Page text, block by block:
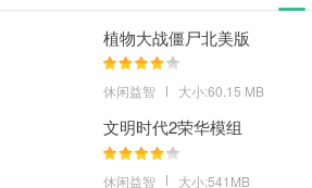
植物大战僵尸北美版
休闲益智 大小:60.15 MB
文明时代2荣华模组
休闲益智 大小:541MB